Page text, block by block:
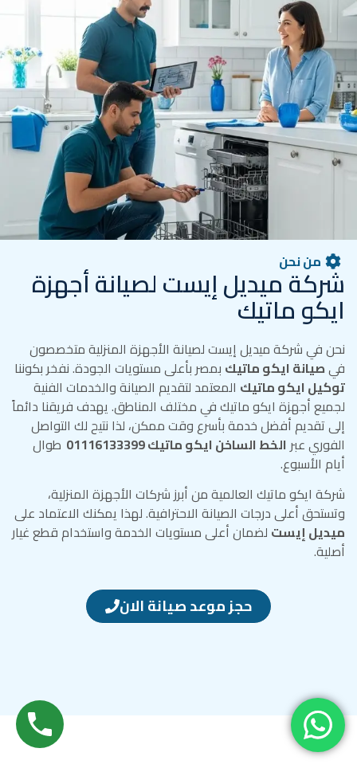
من نحن
شركة ميديل إيست لصيانة أجهزة
ايكو ماتيك
نحن في شركة ميديل إيست لصيانة الأجهزة المنزلية متخصصون
فيصيانة ايكو ماتيك بمصر بأعلى مستويات الجودة. نفخر بكوننا
توكيل ايكو ماتيك المعتمد لتقديم الصيانة والخدمات الفنية
لجميع أجهزة ايكو ماتيك في مختلف المناطق. يهدف فريقنا دائماً
إلى تقديم أفضل خدمة بأسرع وقت ممكن، لذا نتيح لك التواصل
الفوري عبرالخط الساخن ايكو ماتيك 01116133399
طوال
أيام الأسبوع.
شركة ايكو ماتيك العالمية من أبرز شركات الأجهزة المنزلية،
وتستحق أعلى درجات الصيانة الاحترافية. لهذا يمكنك الاعتماد على
ميديل إيست لضمان أعلى مستويات الخدمة واستخدام قطع غيار
أصلية.
حجز موعد صيانة الان